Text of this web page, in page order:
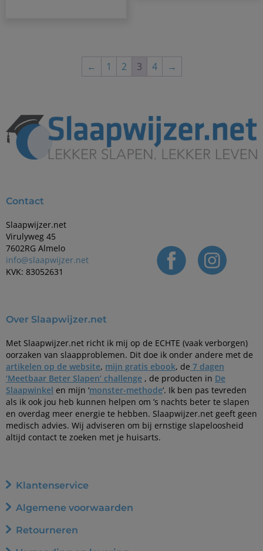
← 1 2 3 4 →
Contact
Slaapwijzer.net
Virulyweg 45
7602RG Almelo
info@slaapwijzer.net
KVK: 83052631
Over Slaapwijzer.net
Met Slaapwijzer.net richt ik mij op de ECHTE (vaak verborgen)
oorzaken van slaapproblemen. Dit doe ik onder andere met de
artikelen op de website, mijn gratis ebook, de 7 dagen
‘Meetbaar Beter Slapen’ challenge , de producten in De
Slaapwinkel en mijn ‘monster-methode‘. Ik ben pas tevreden
als ik ook jou heb kunnen helpen om ’s nachts beter te slapen
en overdag meer energie te hebben. Slaapwijzer.net geeft geen
medisch advies. Wij adviseren om bij ernstige slapeloosheid
altijd contact te zoeken met je huisarts.
Klantenservice
Algemene voorwaarden
Retourneren